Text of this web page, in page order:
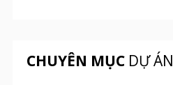
CHUYÊN MỤCDỰ ÁN